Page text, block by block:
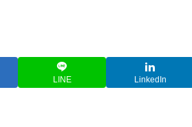
LINE LinkedIn